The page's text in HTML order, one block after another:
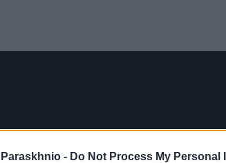
Paraskhnio - Do Not Process My Personal